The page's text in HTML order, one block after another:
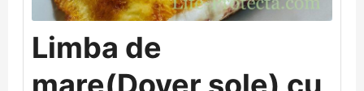
Limba de